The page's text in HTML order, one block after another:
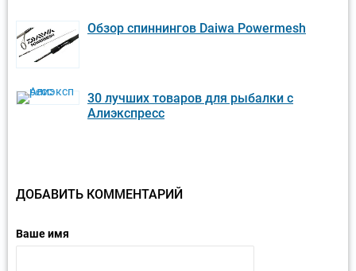
Обзор спиннингов Daiwa Powermesh
30 лучших товаров для рыбалки с
Алиэкспресс
ДОБАВИТЬ КОММЕНТАРИЙ
Ваше имя